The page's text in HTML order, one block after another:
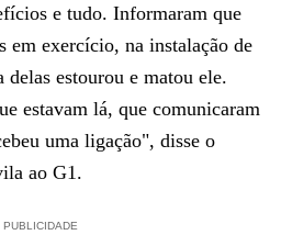
e tudo. Informaram que
em exercício, na instalação de
delas estourou e matou ele.
estavam lá, que comunicaram
uma ligação", disse o
ao G1.
PUBLICIDADE